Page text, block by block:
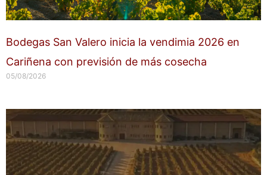
Bodegas San Valero inicia la vendimia 2026 en
Cariñena con previsión de más cosecha
05/08/2026